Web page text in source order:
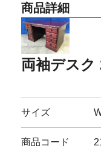
商品詳細
両袖デスク
サイズ
商品コード